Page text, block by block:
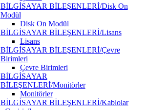
BİLGİSAYAR BİLEŞENLERİ/Disk On
Modül
Disk On Modül
BİLGİSAYAR BİLEŞENLERİ/Lisans
Lisans
BİLGİSAYAR BİLEŞENLERİ/Çevre
Birimleri
Çevre Birimleri
BİLGİSAYAR
BİLEŞENLERİ/Monitörler
Monitörler
BİLGİSAYAR BİLEŞENLERİ/Kablolar